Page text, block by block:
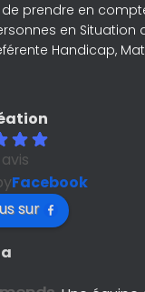
prendre en
en Situation
Handicap,
Facebook
sur